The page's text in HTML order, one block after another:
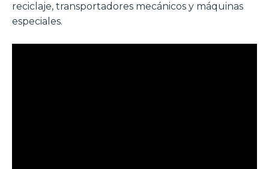
reciclaje, transportadores mecánicos y máquinas
especiales.